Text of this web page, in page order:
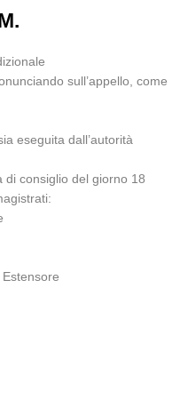
sull’appello, come
eseguita dall’autorità
di consiglio del giorno 18